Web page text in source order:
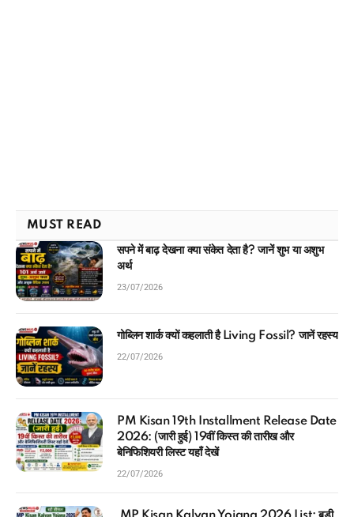
MUST READ
सपने में बाढ़ देखना क्या संकेत देता है? जानें शुभ या अशुभ
अर्थ
गोब्लिन शार्क क्यों कहलाती है Living Fossil? जानें रहस्य
PM Kisan 19th Installment Release Date
2026: (जारी हुई) 19वीं किस्त की तारीख और
बेनिफिशियरी लिस्ट यहाँ देखें
MP Kisan Kalyan Yojana 2026 List: बड़ी